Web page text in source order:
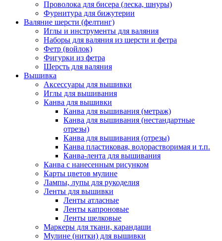
Проволока для бисера (леска, шнуры)
Фурнитура для бижутерии
Валяние шерсти (фелтинг)
Иглы и инструменты для валяния
Наборы для валяния из шерсти и фетра
Фетр (войлок)
Фигурки из фетра
Шерсть для валяния
Вышивка
Аксессуары для вышивки
Иглы для вышивания
Канва для вышивки
Канва для вышивания (метраж)
Канва для вышивания (нестандартные
отрезы)
Канва для вышивания (отрезы)
Канва пластиковая, водорастворимая и т.п.
Канва-лента для вышивания
Канва с нанесенным рисунком
Карты цветов мулине
Лампы, лупы для рукоделия
Ленты для вышивки
Ленты атласные
Ленты капроновые
Ленты шелковые
Маркеры для ткани, карандаши
Мулине (нитки) для вышивки